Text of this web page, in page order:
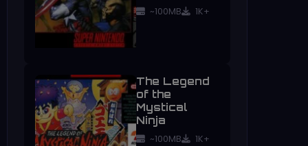
~100MB 1K+
The Legend
of the
Mystical
Ninja
~100MB 1K+